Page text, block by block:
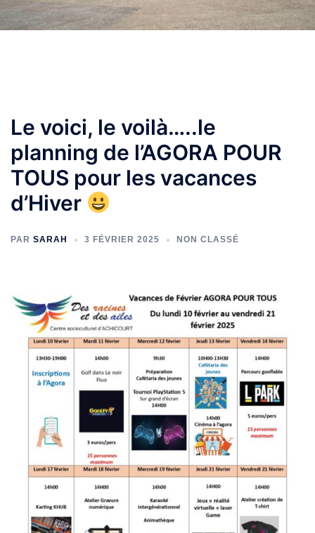
Le voici, le voilà…..le
planning de l’AGORA POUR
TOUS pour les vacances
d’Hiver
PAR SARAH 3 FÉVRIER 2025 NON CLASSÉ